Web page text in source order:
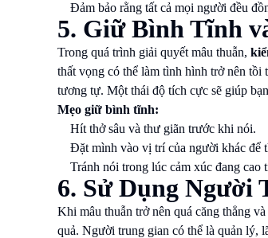
Đảm bảo rằng tất cả mọi người đều
5. Giữ Bình Tĩnh
Trong quá trình giải quyết mâu thuẫn,
thất vọng có thể làm tình hình trở nên
tương tự. Một thái độ tích cực sẽ giúp
Mẹo giữ bình tĩnh:
Hít thở sâu và thư giãn trước khi nói.
Đặt mình vào vị trí của người khác để
Tránh nói trong lúc cảm xúc đang cao
6. Sử Dụng Người
Khi mâu thuẫn trở nên quá căng thẳng
quả. Người trung gian có thể là quản lý,